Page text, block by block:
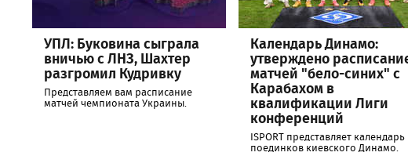
УПЛ: Буковина сыграла
вничью с ЛНЗ, Шахтер
разгромил Кудривку
Представляем вам расписание
матчей чемпионата Украины.
Календарь Динамо:
утверждено
матчей "бело-синих" с
Карабахом в
квалификации Лиги
конференций
ISPORT представляет календарь
поединков киевского Динамо.